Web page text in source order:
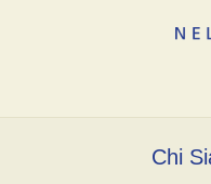
Chi